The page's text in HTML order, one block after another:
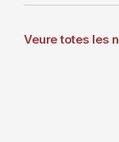
Veure totes les